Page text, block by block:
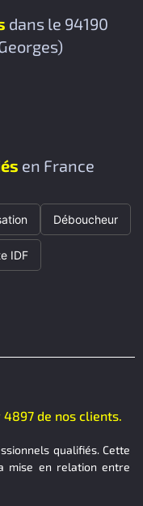
dans le 94190
en France
Déboucheur
IDF
de nos clients.
qualifiés. Cette
mise en relation entre